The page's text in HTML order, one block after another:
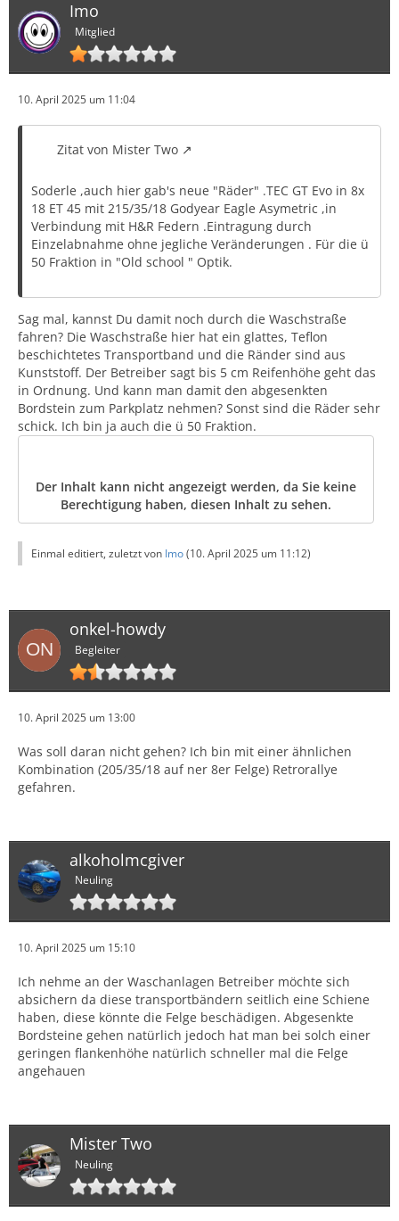
Imo
Mitglied
10. April 2025 um 11:04
Zitat von Mister Two
Soderle ,auch hier gab's neue "Räder" .TEC GT Evo in 8x
18 ET 45 mit 215/35/18 Godyear Eagle Asymetric ,in
Verbindung mit H&R Federn .Eintragung durch
Einzelabnahme ohne jegliche Veränderungen . Für die ü
50 Fraktion in "Old school " Optik.
Sag mal, kannst Du damit noch durch die Waschstraße
fahren? Die Waschstraße hier hat ein glattes, Teflon
beschichtetes Transportband und die Ränder sind aus
Kunststoff. Der Betreiber sagt bis 5 cm Reifenhöhe geht das
in Ordnung. Und kann man damit den abgesenkten
Bordstein zum Parkplatz nehmen? Sonst sind die Räder sehr
schick. Ich bin ja auch die ü 50 Fraktion.
Der Inhalt kann nicht angezeigt werden, da Sie keine
Berechtigung haben, diesen Inhalt zu sehen.
Einmal editiert, zuletzt von Imo(10. April 2025 um 11:12)
onkel-howdy
Begleiter
10. April 2025 um 13:00
Was soll daran nicht gehen? Ich bin mit einer ähnlichen
Kombination (205/35/18 auf ner 8er Felge) Retrorallye
gefahren.
alkoholmcgiver
Neuling
10. April 2025 um 15:10
Ich nehme an der Waschanlagen Betreiber möchte sich
absichern da diese transportbändern seitlich eine Schiene
haben, diese könnte die Felge beschädigen. Abgesenkte
Bordsteine gehen natürlich jedoch hat man bei solch einer
geringen flankenhöhe natürlich schneller mal die Felge
angehauen
Mister Two
Neuling